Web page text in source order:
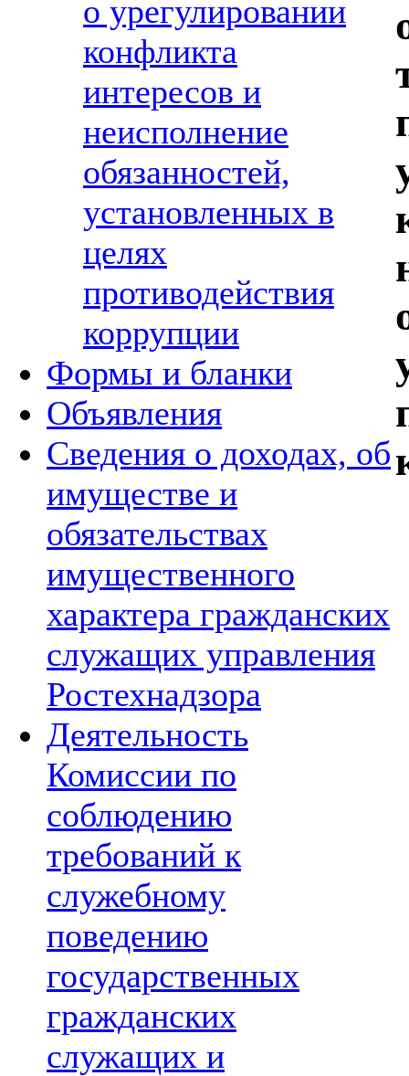
о урегулировании
конфликта
интересов и
неисполнение
обязанностей,
установленных в
целях
противодействия
коррупции
Формы и бланки
Объявления
Сведения о доходах, об
имуществе и
обязательствах
имущественного
характера гражданских
служащих управления
Ростехнадзора
Деятельность
Комиссии по
соблюдению
требований к
служебному
поведению
государственных
гражданских
служащих и